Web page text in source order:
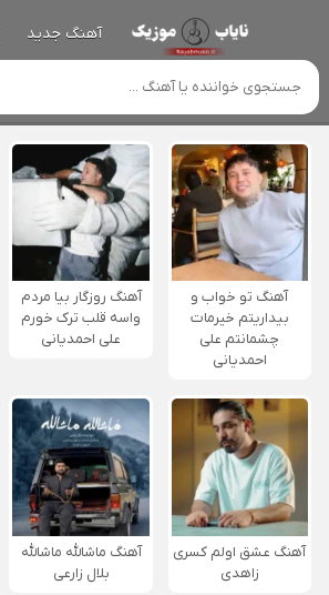
آهنگ جدید
آهنگ تو خواب و
بیداریتم خیرمات
چشمانتم علی
احمدیانی
آهنگ روزگار بیا مردم
واسه قلب ترک خورم
علی احمدیانی
آهنگ عشق اولم کسری
زاهدی
آهنگ ماشالله ماشالله
بلال زارعی